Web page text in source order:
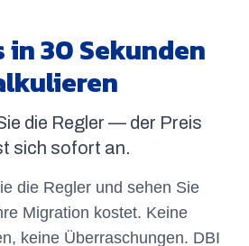
in 30 Sekunden
die Regler — der Preis
sich sofort an.
die Regler und sehen Sie
Migration kostet. Keine
keine Überraschungen. DBI